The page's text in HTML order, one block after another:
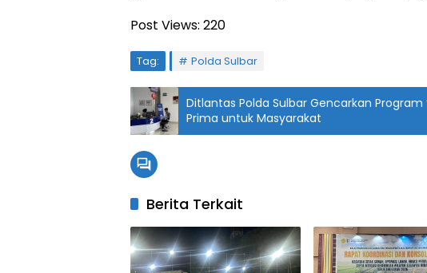
Post Views: 220
Tag: Polda Sulbar
Ditlantas Polda Sulbar Gencarkan Program
Prima untuk Masyarakat
Berita Terkait